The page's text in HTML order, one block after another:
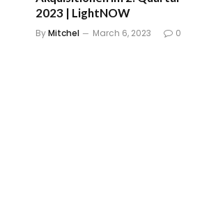
2023 | LightNOW
ByMitchel March 6, 2023 0